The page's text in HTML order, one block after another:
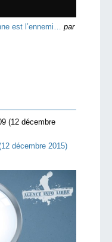
est l’ennemi… par
décembre 2015)